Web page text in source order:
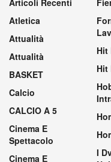
Atletica
Attualità
Attualità
BASKET
Calcio
CALCIO A 5
Cinema E
Spettacolo
Cinema E
Hit
Hit
I